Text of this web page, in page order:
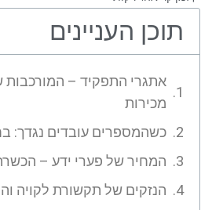
תוכן העניינים
אתגרי התפקיד – המורכבות
מכירות
כשהמספרים עובדים נגדך:
המחיר של פערי ידע –
הנזקים של תקשורת לקויה